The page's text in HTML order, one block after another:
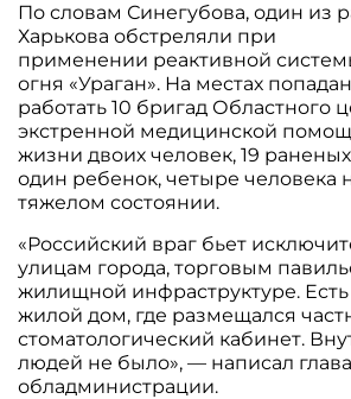
По словам Синегубова, один из
Харькова обстреляли при
применении реактивной
огня «Ураган». На местах
работать 10 бригад Областного
экстренной медицинской
жизни двоих человек, 19
один ребенок, четыре человека
тяжелом состоянии.
«Российский враг бьет
улицам города, торговым
жилищной инфраструктуре.
жилой дом, где размещался
стоматологический кабинет.
людей не было», — написал глава
обладминистрации.